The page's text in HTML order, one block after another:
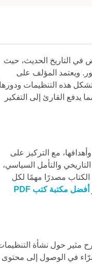
في التاريخ الحديث، حيث
ويعتمد المؤلف على
تشكل هذه التنظيمات ودورها
يدفع القارئ إلى التفكير
مع التركيز على
والتأمل السياسي،
الكتاب مصدرًا مهمًا لكل
أفضل مكتبة كتب PDF
مثير حول نشأة
في الوصول إلى محتوى